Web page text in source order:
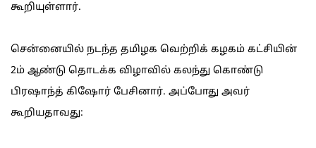
கூறியுள்ளார்.
சென்னையில் நடந்த தமிழக வெற்றிக் கழகம் கட்சியின்
2ம் ஆண்டு தொடக்க விழாவில் கலந்து கொண்டு
பிரஷாந்த் கிஷோர் பேசினார். அப்போது அவர்
கூறியதாவது: